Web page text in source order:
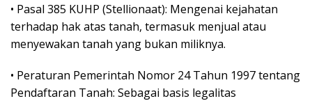
• Pasal 385 KUHP (Stellionaat): Mengenai kejahatan
terhadap hak atas tanah, termasuk menjual atau
menyewakan tanah yang bukan miliknya.
• Peraturan Pemerintah Nomor 24 Tahun 1997 tentang
Pendaftaran Tanah: Sebagai basis legalitas